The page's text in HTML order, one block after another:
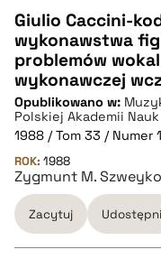
pobierz cytat
CZYSTY TEKST
pobierz cytat
BIBTEX
pobierz cytat
Giulio Caccini-
wykonawstwa
problemów
wykonawczej
Opublikowano w:
Polskiej Akademii Nauk
1988 / Tom 33 / Numer
ROK: 1988
Zygmunt M.
Zacytuj